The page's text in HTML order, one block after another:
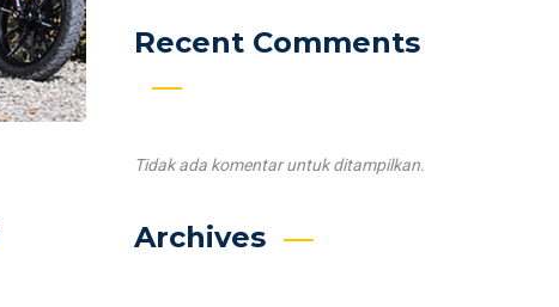
Recent Comments
Tidak ada komentar untuk ditampilkan.
Archives